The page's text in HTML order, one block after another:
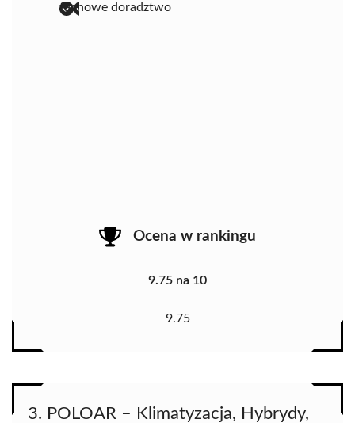
fachowe doradztwo
Ocena w rankingu
9.75 na 10
9.75
3. POLOAR – Klimatyzacja, Hybrydy,